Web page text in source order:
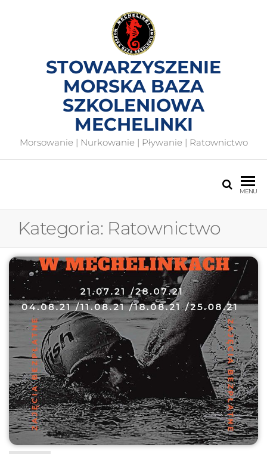
STOWARZYSZENIE
MORSKA BAZA
SZKOLENIOWA
MECHELINKI
Morsowanie | Nurkowanie | Pływanie | Ratownictwo
MENU
Kategoria: Ratownictwo